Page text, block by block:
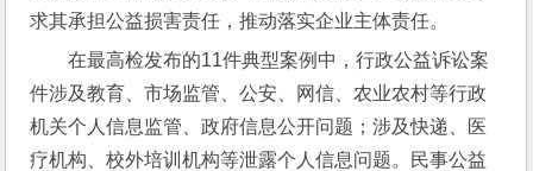
求其承担公益损害责任，推动落实企业主体责任。
在最高检发布的11件典型案例中，行政公益诉讼案
件涉及教育、市场监管、公安、网信、农业农村等行政
机关个人信息监管、政府信息公开问题；涉及快递、医
疗机构、校外培训机构等泄露个人信息问题。民事公益